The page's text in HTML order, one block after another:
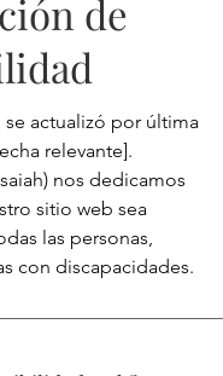
de
se actualizó por última
relevante].
nos dedicamos
sitio web sea
las personas,
con discapacidades.